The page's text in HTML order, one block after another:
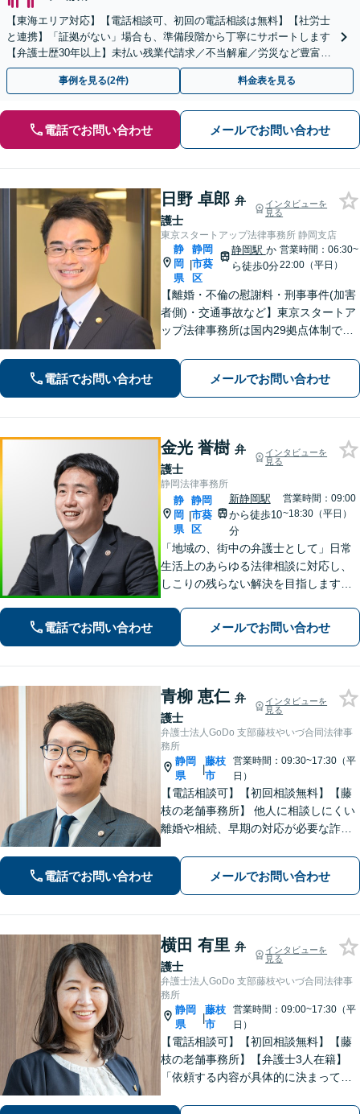
【東海エリア対応】【電話相談可、初回の電話相談は無料】【社労士
と連携】「証拠がない」場合も、準備段階から丁寧にサポートします
【弁護士歴30年以上】未払い残業代請求／不当解雇／労災など豊富な
実績あり！労使双方の対応可能です【夜間休日対応】
事例を見る(2件) 料金表を見る
電話でお問い合わせ メールでお問い合わせ
日野 卓郎 弁
護士
インタビューを
見る
東京スタートアップ法律事務所 静岡支店
静
岡
県
|
静岡
市葵
区
静岡駅 か
ら徒歩0分
営業時間：06:30~
22:00（平日）
【離婚・不倫の慰謝料・刑事事件(加害
者側)・交通事故など】東京スタートア
ップ法律事務所は国内29拠点体制で全
対応(法律相談は完全予約制)】各分野で
専門性の高い弁護士が寄り添い解決を
サポートします。
電話でお問い合わせ メールでお問い合わせ
金光 誉樹 弁
護士
インタビューを
見る
静岡法律事務所
静
岡
県
|
静岡
市葵
区
新静岡駅
から徒歩10
分
営業時間：09:00
~18:30（平日）
「地域の、街中の弁護士として」日常
生活上のあらゆる法律相談に対応し、
しこりの残らない解決を目指します。
ら思っていただけるよう、どのような
案件にも誠心誠意取り組んでいく所存
電話でお問い合わせ メールでお問い合わせ
青柳 恵仁 弁
護士
インタビューを
見る
弁護士法人GoDo 支部藤枝やいづ合同法律事
務所
静岡
県
|
藤枝
市
営業時間：09:30~17:30（平
日）
【電話相談可】【初回相談無料】【藤
枝の老舗事務所】 他人に相談しにくい
離婚や相続、早期の対応が必要な詐欺
す！「こんなことで相談していいの
か」と悩まずに、まずはご相談くださ
い【弁護士3人在籍】
電話でお問い合わせ メールでお問い合わせ
横田 有里 弁
護士
インタビューを
見る
弁護士法人GoDo 支部藤枝やいづ合同法律事
務所
静岡
県
|
藤枝
市
営業時間：09:00~17:30（平
日）
【電話相談可】【初回相談無料】【藤
枝の老舗事務所】【弁護士3人在籍】
「依頼する内容が具体的に決まってい